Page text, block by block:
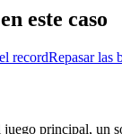
este caso
recordRepasar las
principal, un